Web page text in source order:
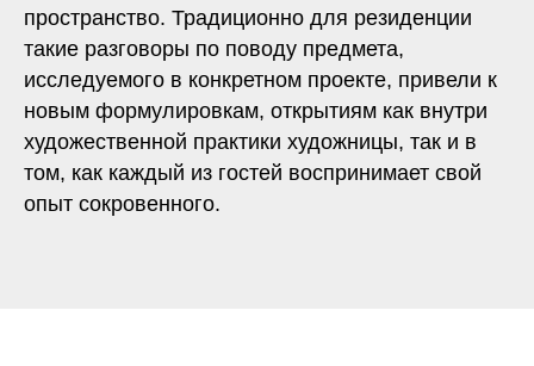
пространство. Традиционно для резиденции
такие разговоры по поводу предмета,
исследуемого в конкретном проекте, привели к
новым формулировкам, открытиям как внутри
художественной практики художницы, так и в
том, как каждый из гостей воспринимает свой
опыт сокровенного.